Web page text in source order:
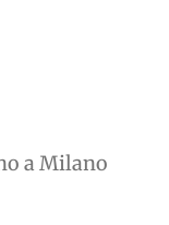
a Milano